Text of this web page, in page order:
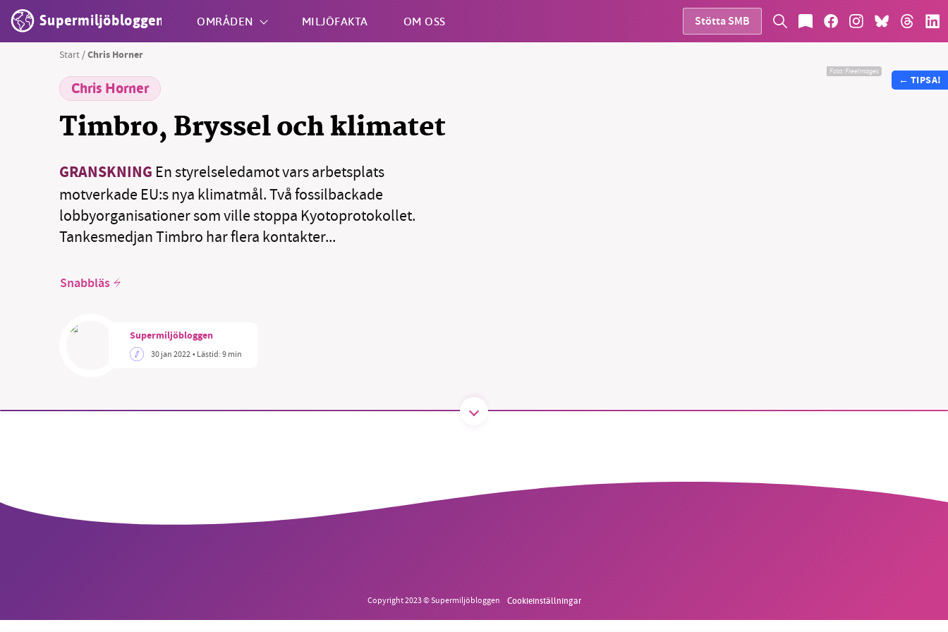
Supermiljöbloggen OMRÅDEN MILJÖFAKTA OM OSS Stötta SMB
Start /Chris Horner
Chris Horner
Timbro, Bryssel och klimatet
GRANSKNING En styrelseledamot vars arbetsplats
motverkade EU:s nya klimatmål. Två fossilbackade
lobbyorganisationer som ville stoppa Kyotoprotokollet.
Tankesmedjan Timbro har flera kontakter...
Snabbläs
Supermiljöbloggen
30 jan 2022• Lästid:9 min
Foto:FreeImages
← TIPSA!
Copyright 2023 © Supermiljöbloggen Cookieinställningar
SMB kämpar för en hållbar framtid. Sedan starten 2010 har vår
Stötta vårt arbete genom att swisha en slant till